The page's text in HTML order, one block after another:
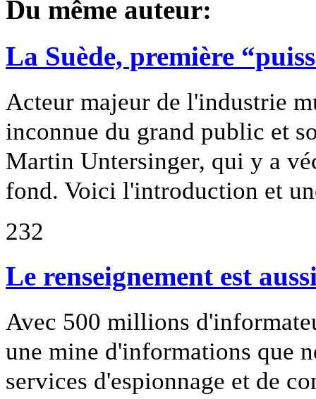
Du même auteur:
La Suède, première
Acteur majeur de l'industrie
inconnue du grand public et
Martin Untersinger, qui y a
fond. Voici l'introduction et
232
Le renseignement est
Avec 500 millions
une mine d'informations que
services d'espionnage et de